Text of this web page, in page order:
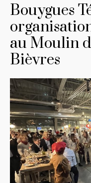
Bouygues
au Moulin
Bièvres